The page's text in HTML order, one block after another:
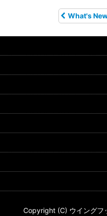
What's
Copyright (C) ウイングフ